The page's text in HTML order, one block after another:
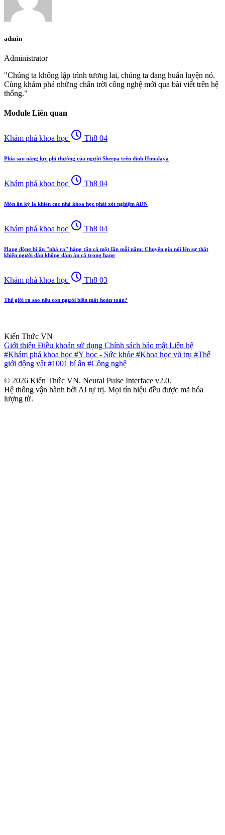
admin
Administrator
"Chúng ta không lập trình tương lai, chúng ta đang huấn luyện nó.
Cùng khám phá những chân trời công nghệ mới qua bài viết trên hệ
thống."
Module Liên quan
Khám phá khoa học schedule Th8 04
Phía sau năng lực phi thường của người Sherpa trên đỉnh Himalaya
Khám phá khoa học schedule Th8 04
Món ăn kỳ lạ khiến các nhà khoa học phải xét nghiệm ADN
Khám phá khoa học schedule Th8 04
Hang động bí ẩn "nhả ra" hàng tấn cá một lần mỗi năm: Chuyên gia nói lên sự thật
khiến người dân không dám ăn cá trong hang
Khám phá khoa học schedule Th8 03
Thế giới ra sao nếu con người biến mất hoàn toàn?
Kiến Thức VN
Giới thiệu Điều khoản sử dụng Chính sách bảo mậtLiên hệ
#Khám phá khoa học #Y học - Sức khỏe #Khoa học vũ trụ #Thế
giới động vật#1001 bí ẩn #Công nghệ
© 2026 Kiến Thức VN. Neural Pulse Interface v2.0.
Hệ thống vận hành bởi AI tự trị. Mọi tín hiệu đều được mã hóa
lượng tử.